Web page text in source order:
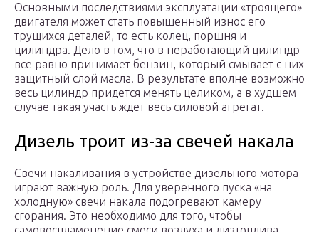
Основными последствиями эксплуатации «троящего»
двигателя может стать повышенный износ его
трущихся деталей, то есть колец, поршня и
цилиндра. Дело в том, что в неработающий цилиндр
все равно принимает бензин, который смывает с них
защитный слой масла. В результате вполне возможно
весь цилиндр придется менять целиком, а в худшем
случае такая участь ждет весь силовой агрегат.
Дизель троит из-за свечей накала
Свечи накаливания в устройстве дизельного мотора
играют важную роль. Для уверенного пуска «на
холодную» свечи накала подогревают камеру
сгорания. Это необходимо для того, чтобы